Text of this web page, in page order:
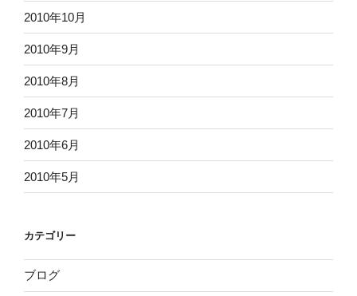
2010年10月
2010年9月
2010年8月
2010年7月
2010年6月
2010年5月
カテゴリー
ブログ